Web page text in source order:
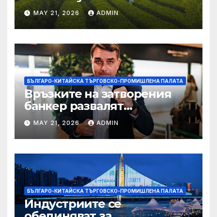
MAY 21, 2026 ADMIN
БЪЛГАРО-КИТАЙСКА ТЪРГОВСКО-ПРОМИШЛЕНА ПАЛАТА
Връзките на затворения
банкер развалят
надеждите на Флавио
Болсонаро за президент на
Бразилия
MAY 21, 2026 ADMIN
БЪЛГАРО-КИТАЙСКА ТЪРГОВСКО-ПРОМИШЛЕНА ПАЛАТА
Индустриите се